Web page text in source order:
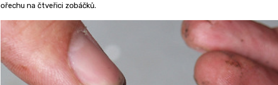
ořechu na čtveřici zobáčků.